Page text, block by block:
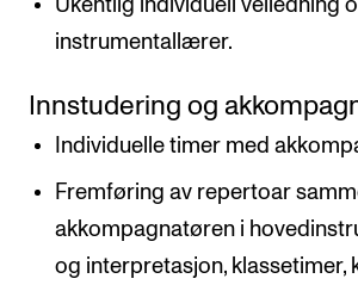
Ukentlig individuell veiledning
instrumentallærer.
Innstudering og
Individuelle timer med
Fremføring av repertoar
akkompagnatøren i
og interpretasjon, klassetimer,